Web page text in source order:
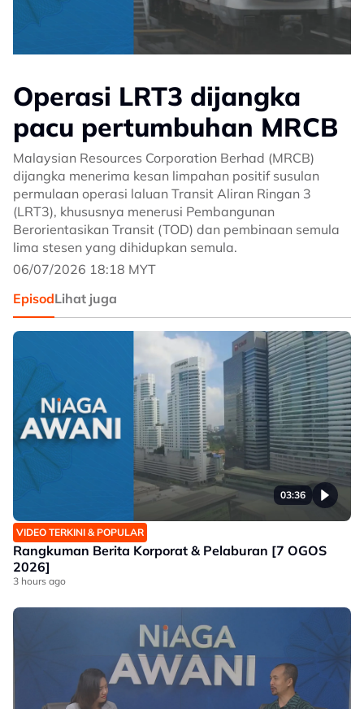
Operasi LRT3 dijangka
pacu pertumbuhan MRCB
Malaysian Resources Corporation Berhad (MRCB)
dijangka menerima kesan limpahan positif susulan
permulaan operasi laluan Transit Aliran Ringan 3
(LRT3), khususnya menerusi Pembangunan
Berorientasikan Transit (TOD) dan pembinaan semula
lima stesen yang dihidupkan semula.
06/07/2026 18:18 MYT
EpisodLihat juga
03:36
VIDEO TERKINI & POPULAR
Rangkuman Berita Korporat & Pelaburan [7 OGOS
2026]
3 hours ago